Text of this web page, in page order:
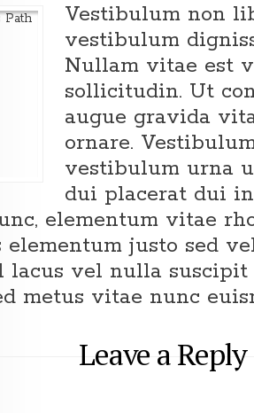
Vestibulum non
vestibulum
Nullam vitae est
sollicitudin. Ut
augue gravida
ornare.
vestibulum urna
dui placerat dui
elementum vitae
elementum justo sed
lacus vel nulla
metus vitae nunc
Leave a Reply